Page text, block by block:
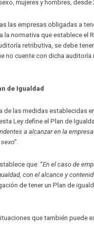
mujeres y hombres,
las empresas obligadas a
la normativa que establece el
retributiva, se debe
no cuente con dicha auditoría
de Igualdad
de las medidas establecidas
Ley define el Plan de
a alcanzar en la
”.
que: “En el caso de
con el alcance y
de tener un Plan de
que también puede